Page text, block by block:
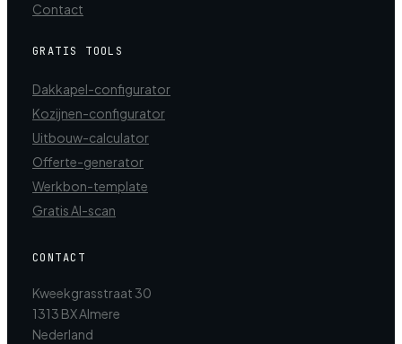
Contact
GRATIS TOOLS
Dakkapel-configurator
Kozijnen-configurator
Uitbouw-calculator
Offerte-generator
Werkbon-template
Gratis AI-scan
CONTACT
Kweekgrasstraat 30
1313 BX Almere
Nederland